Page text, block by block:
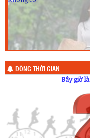
DÒNG THỜI GIAN
Bây giờ là